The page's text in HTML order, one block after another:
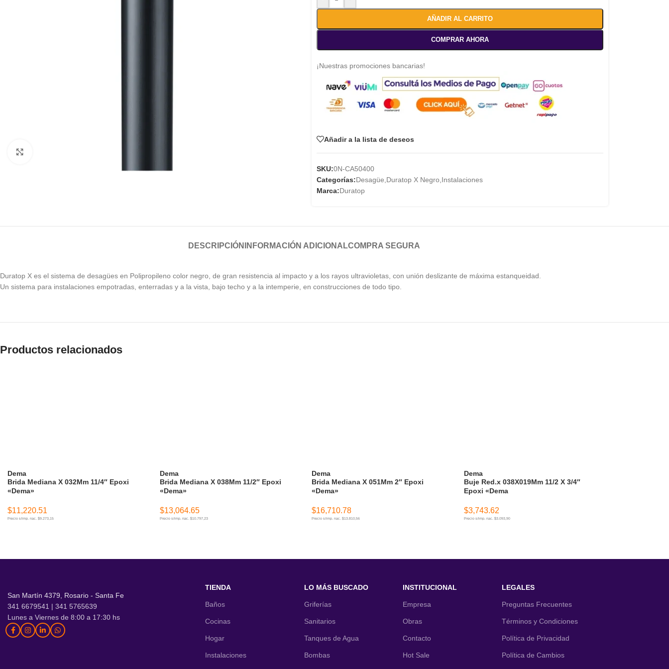
AÑADIR AL CARRITO
COMPRAR AHORA
¡Nuestras promociones bancarias!
Añadir a la lista de deseos
SKU:0N-CA50400
Categorías:Desagüe Duratop X Negro Instalaciones
Marca:Duratop
DESCRIPCIÓN INFORMACIÓN ADICIONALCOMPRA SEGURA
Duratop X es el sistema de desagües en Polipropileno color negro, de gran resistencia al impacto y a los rayos ultravioletas, con unión deslizante de máxima estanqueidad.
Un sistema para instalaciones empotradas, enterradas y a la vista, bajo techo y a la intemperie, en construcciones de todo tipo.
Productos relacionados
Brida Mediana X 032Mm 11/4″ Epoxi
«Dema»
Dema
$11,220.51
Precio s/imp. nac. $9.273,15
Brida Mediana X 038Mm 11/2″ Epoxi
«Dema»
Dema
$13,064.65
Precio s/imp. nac. $10.797,23
Brida Mediana X 051Mm 2″ Epoxi
«Dema»
Dema
$16,710.78
Precio s/imp. nac. $13.810,56
Buje Red.x 038X019Mm 11/2 X 3/4″
Epoxi «Dema
Dema
$3,743.62
Precio s/imp. nac. $3.093,90
San Martín 4379, Rosario - Santa Fe
341 6679541 | 341 5765639
Lunes a Viernes de 8:00 a 17:30 hs
TIENDA
Baños
Cocinas
Hogar
Instalaciones
LO MÁS BUSCADO
Griferías
Sanitarios
Tanques de Agua
Bombas
INSTITUCIONAL
Empresa
Obras
Contacto
Hot Sale
LEGALES
Preguntas Frecuentes
Términos y Condiciones
Política de Privacidad
Política de Cambios